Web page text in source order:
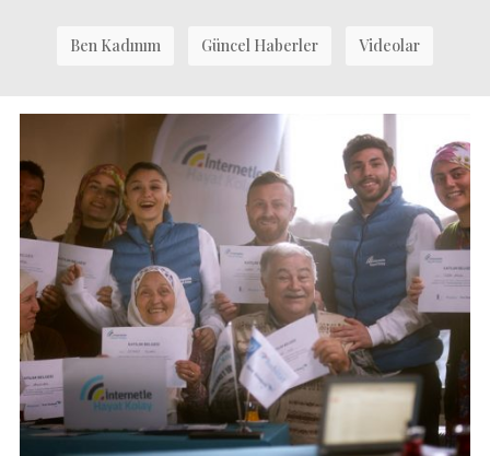
Ben Kadınım Güncel Haberler Videolar